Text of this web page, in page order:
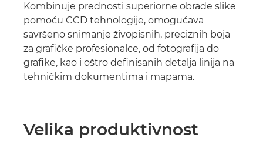
Kombinuje prednosti superiorne obrade slike
pomoću CCD tehnologije, omogućava
savršeno snimanje živopisnih, preciznih boja
za grafičke profesionalce, od fotografija do
grafike, kao i oštro definisanih detalja linija na
tehničkim dokumentima i mapama.
Velika produktivnost